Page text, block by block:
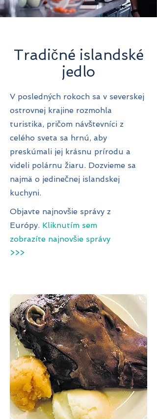
Tradičné islandské
jedlo
V posledných rokoch sa v severskej
ostrovnej krajine rozmohla
turistika, pričom návštevníci z
celého sveta sa hrnú, aby
preskúmali jej krásnu prírodu a
videli polárnu žiaru. Dozvieme sa
najmä o jedinečnej islandskej
kuchyni.
Objavte najnovšie správy z
Európy. Kliknutím sem
zobrazíte najnovšie správy
>>>